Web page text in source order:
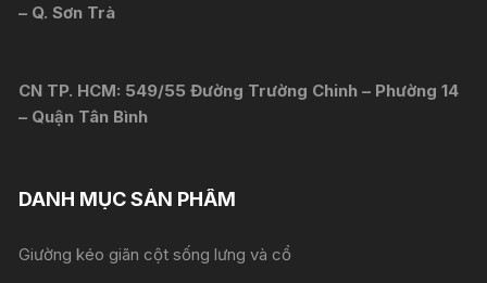
– Q. Sơn Trà
CN TP. HCM: 549/55 Đường Trường Chinh – Phường 14
– Quận Tân Bình
DANH MỤC SẢN PHẨM
Giường kéo giãn cột sống lưng và cổ